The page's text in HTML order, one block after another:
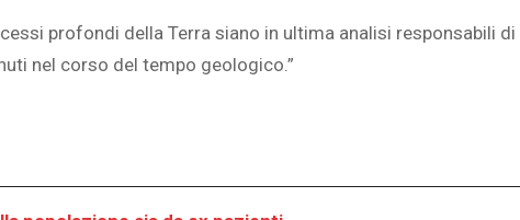
profondi della Terra siano in ultima analisi responsabili di
nel corso del tempo geologico.”